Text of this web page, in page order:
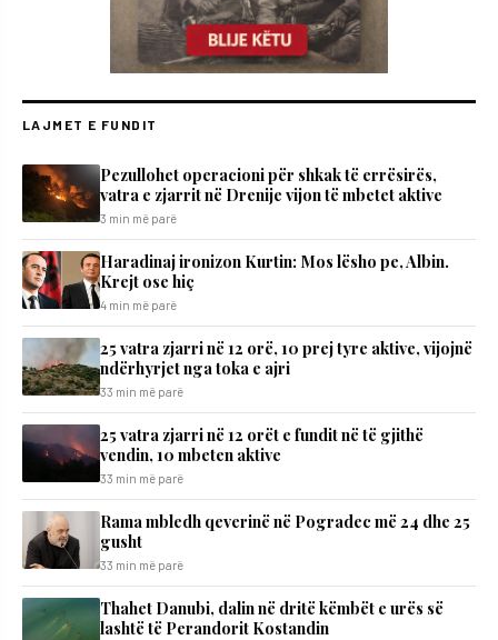
LAJMET E FUNDIT
Pezullohet operacioni për shkak të errësirës,
vatra e zjarrit në Drenije vijon të mbetet aktive
3 min më parë
Haradinaj ironizon Kurtin: Mos lësho pe, Albin.
Krejt ose hiç
4 min më parë
25 vatra zjarri në 12 orë, 10 prej tyre aktive, vijojnë
ndërhyrjet nga toka e ajri
33 min më parë
25 vatra zjarri në 12 orët e fundit në të gjithë
vendin, 10 mbeten aktive
33 min më parë
Rama mbledh qeverinë në Pogradec më 24 dhe 25
gusht
33 min më parë
Thahet Danubi, dalin në dritë këmbët e urës së
lashtë të Perandorit Kostandin